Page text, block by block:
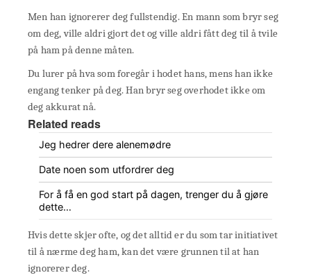
Men han ignorerer deg fullstendig. En mann som bryr seg
om deg, ville aldri gjort det og ville aldri fått deg til å tvile
på ham på denne måten.
Du lurer på hva som foregår i hodet hans, mens han ikke
engang tenker på deg. Han bryr seg overhodet ikke om
deg akkurat nå.
Related reads
Jeg hedrer dere alenemødre
Date noen som utfordrer deg
For å få en god start på dagen, trenger du å gjøre
dette…
Hvis dette skjer ofte, og det alltid er du som tar initiativet
til å nærme deg ham, kan det være grunnen til at han
ignorerer deg.